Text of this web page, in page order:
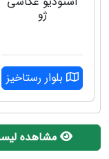
ژو
بلوار رستاخیز
مشاهده